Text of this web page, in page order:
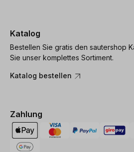
Katalog
Bestellen Sie gratis den sautershop
Sie unser komplettes Sortiment.
Katalog bestellen
Zahlung